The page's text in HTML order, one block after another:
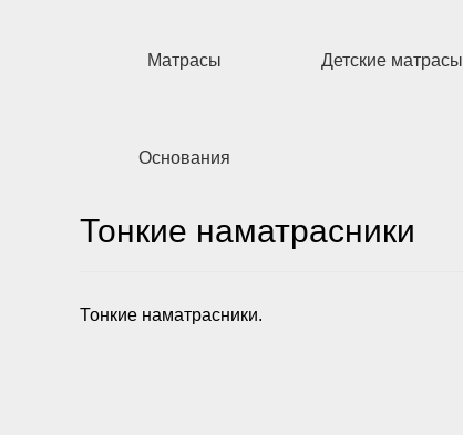
Матрасы Детские матрасы
Основания
Тонкие наматрасники
Тонкие наматрасники.